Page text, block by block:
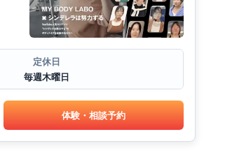
定休日
毎週木曜日
体験・相談予約